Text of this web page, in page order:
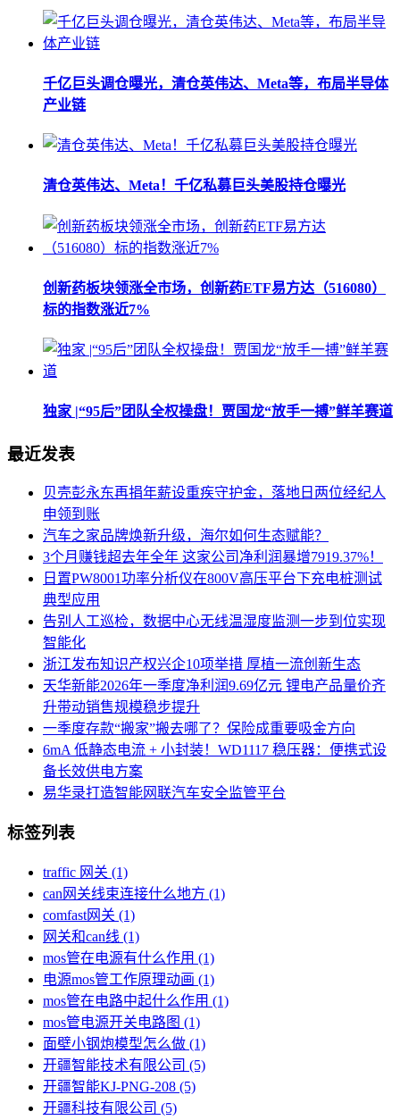
千亿巨头调仓曝光，清仓英伟达、Meta等，布局半导体
产业链
清仓英伟达、Meta！千亿私募巨头美股持仓曝光
创新药板块领涨全市场，创新药ETF易方达（516080）
标的指数涨近7%
独家 |“95后”团队全权操盘！贾国龙“放手一搏”鲜羊赛道
最近发表
贝壳彭永东再捐年薪设重疾守护金，落地日两位经纪人
申领到账
汽车之家品牌焕新升级，海尔如何生态赋能？
3个月赚钱超去年全年 这家公司净利润暴增7919.37%！
日置PW8001功率分析仪在800V高压平台下充电桩测试
典型应用
告别人工巡检，数据中心无线温湿度监测一步到位实现
智能化
浙江发布知识产权兴企10项举措 厚植一流创新生态
天华新能2026年一季度净利润9.69亿元 锂电产品量价齐
升带动销售规模稳步提升
一季度存款“搬家”搬去哪了？保险成重要吸金方向
6mA 低静态电流 + 小封装！WD1117 稳压器：便携式设
备长效供电方案
易华录打造智能网联汽车安全监管平台
标签列表
traffic 网关 (1)
can网关线束连接什么地方 (1)
comfast网关 (1)
网关和can线 (1)
mos管在电源有什么作用 (1)
电源mos管工作原理动画 (1)
mos管在电路中起什么作用 (1)
mos管电源开关电路图 (1)
面壁小钢炮模型怎么做 (1)
开疆智能技术有限公司 (5)
开疆智能KJ-PNG-208 (5)
开疆科技有限公司 (5)